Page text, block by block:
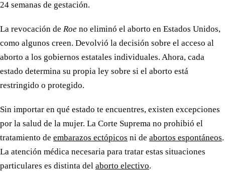
24 semanas de gestación.
La revocación de Roe no eliminó el aborto en Estados Unidos,
como algunos creen. Devolvió la decisión sobre el acceso al
aborto a los gobiernos estatales individuales. Ahora, cada
estado determina su propia ley sobre si el aborto está
restringido o protegido.
Sin importar en qué estado te encuentres, existen excepciones
por la salud de la mujer. La Corte Suprema no prohibió el
tratamiento de embarazos ectópicos ni de abortos espontáneos.
La atención médica necesaria para tratar estas situaciones
particulares es distinta del aborto electivo.